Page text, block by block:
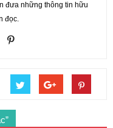
đưa những thông tin hữu
đọc.